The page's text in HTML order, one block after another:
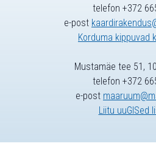
telefon +372
e-post
Korduma kippuvad
Mustamäe tee 51,
telefon +372
e-post
Liitu uuGISed